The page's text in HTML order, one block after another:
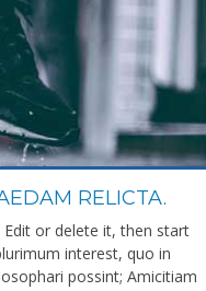
RELICTA.
or delete it, then start
interest, quo in
possint; Amicitiam